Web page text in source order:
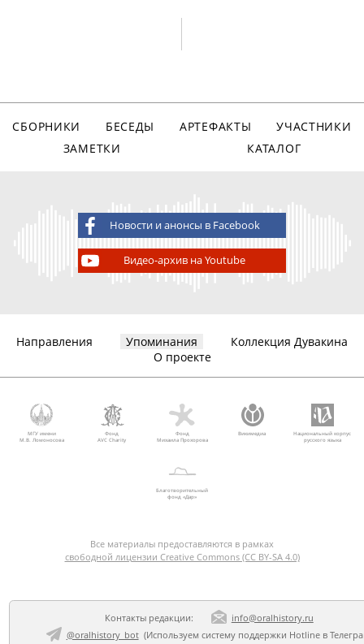
СБОРНИКИ БЕСЕДЫ АРТЕФАКТЫ
УЧАСТНИКИ
ЗАМЕТКИ
КАТАЛОГ
Новости и анонсы в Facebook
Видео-архив на Youtube
Направления Упоминания
Коллекция Дувакина
О проекте
МГУ имени
М.В. Ломоносова
Фонд
AVC Charity
Фонд
Михаила Прохорова
Викимедиа
Национальный корпус
русского языка
Благотворительный
фонд «Дар»
Все материалы предоставляются в рамках
свободной лицензии Creative Commons (CC BY-SA 4.0)
Контакты редакции:
info@oralhistory.ru
@oralhistory_bot(Используем систему поддержки Hotline в